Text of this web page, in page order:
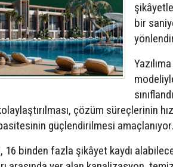
bir
çözüm süreçlerinin
güçlendirilmesi amaçlanıyor.
16 binden fazla şikâyet kaydı